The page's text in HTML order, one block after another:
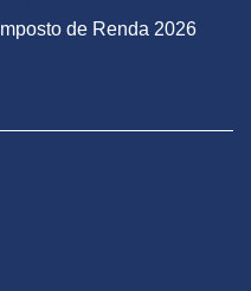
Imposto de Renda 2026